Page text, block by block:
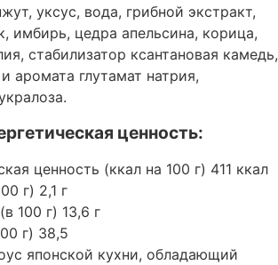
уксус, вода, грибной экстракт,
имбирь, цедра апельсина, корица,
стабилизатор ксантановая камедь,
аромата глутамат натрия,
ценность:
ценность (ккал на 100 г) 411 ккал
г) 2,1 г
100 г) 13,6 г
г) 38,5
японской кухни, обладающий